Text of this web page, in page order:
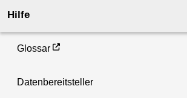
Hilfe
Glossar
Datenbereitsteller